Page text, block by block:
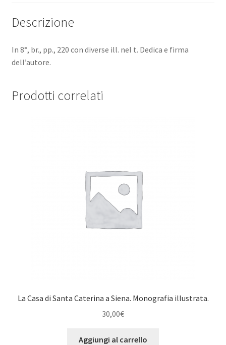
Carlo
quantità
Descrizione
In 8°, br., pp., 220 con diverse ill. nel t. Dedica e firma
dell’autore.
Prodotti correlati
La Casa di Santa Caterina a Siena. Monografia illustrata.
30,00€
Aggiungi al carrello